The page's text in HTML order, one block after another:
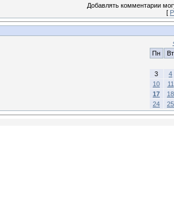
Добавлять комментарии
[
Пн
Вт
3
4
10
11
17
18
24
25